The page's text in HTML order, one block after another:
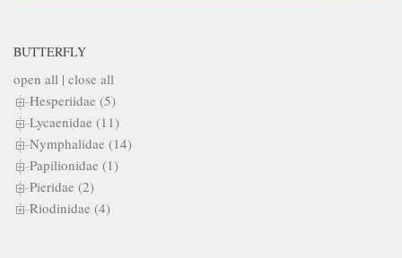
BUTTERFLY
open all | close all
Hesperiidae (5)
Lycaenidae (11)
Nymphalidae (14)
Papilionidae (1)
Pieridae (2)
Riodinidae (4)